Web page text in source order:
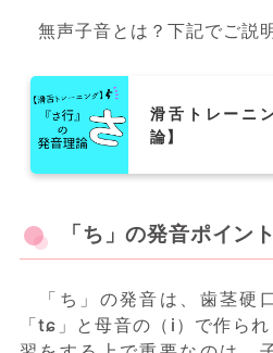
無声子音とは？下記でご説
滑舌トレーニ
論】
「ち」の発音ポイント
「ち」の発音は、歯茎硬
「tɕ」と母音の（i）で作ら